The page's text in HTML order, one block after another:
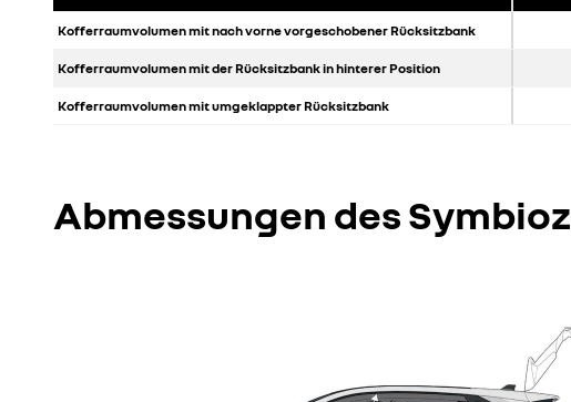
Kofferraumvolumen mit nach vorne vorgeschobener Rücksitzbank
Kofferraumvolumen mit der Rücksitzbank in hinterer Position
Kofferraumvolumen mit umgeklappter Rücksitzbank
Abmessungen des Symbioz